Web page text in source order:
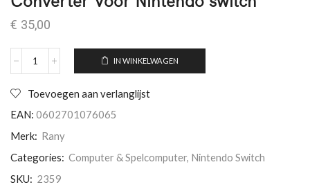
€ 35,00
IN WINKELWAGEN
Toevoegen aan verlanglijst
EAN: 0602701076065
Merk: Rany
Categories: Computer & Spelcomputer, Nintendo Switch
SKU: 2359